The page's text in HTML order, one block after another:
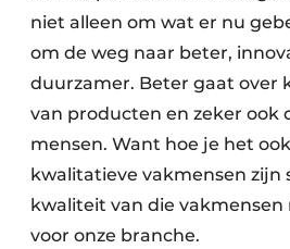
niet alleen om wat er nu
om de weg naar beter,
duurzamer. Beter gaat over
van producten en zeker ook
mensen. Want hoe je het
kwalitatieve vakmensen zijn
kwaliteit van die vakmensen
voor onze branche.